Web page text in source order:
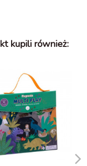
kupili również: